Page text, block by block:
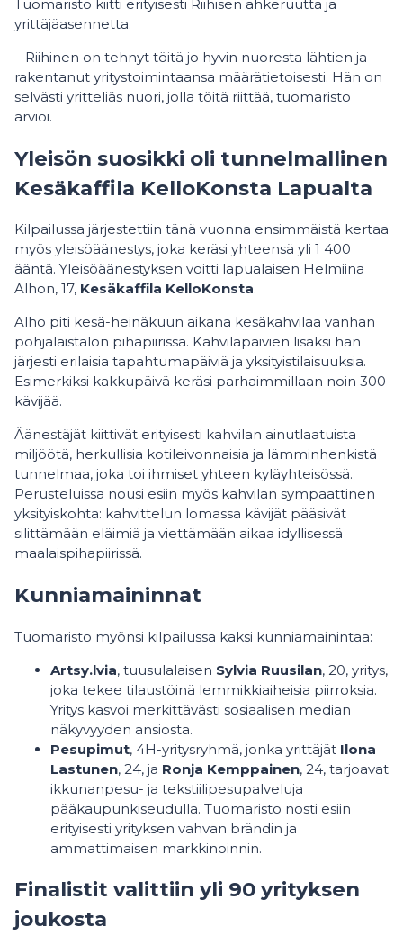
Tuomaristo kiitti erityisesti Riihisen ahkeruutta ja
yrittäjäasennetta.
– Riihinen on tehnyt töitä jo hyvin nuoresta lähtien ja
rakentanut yritystoimintaansa määrätietoisesti. Hän on
selvästi yritteliäs nuori, jolla töitä riittää, tuomaristo
arvioi.
Yleisön suosikki oli tunnelmallinen
Kesäkaffila KelloKonsta Lapualta
Kilpailussa järjestettiin tänä vuonna ensimmäistä kertaa
myös yleisöäänestys, joka keräsi yhteensä yli 1 400
ääntä. Yleisöäänestyksen voitti lapualaisen Helmiina
Alhon, 17, Kesäkaffila KelloKonsta.
Alho piti kesä-heinäkuun aikana kesäkahvilaa vanhan
pohjalaistalon pihapiirissä. Kahvilapäivien lisäksi hän
järjesti erilaisia tapahtumapäiviä ja yksityistilaisuuksia.
Esimerkiksi kakkupäivä keräsi parhaimmillaan noin 300
kävijää.
Äänestäjät kiittivät erityisesti kahvilan ainutlaatuista
miljöötä, herkullisia kotileivonnaisia ja lämminhenkistä
tunnelmaa, joka toi ihmiset yhteen kyläyhteisössä.
Perusteluissa nousi esiin myös kahvilan sympaattinen
yksityiskohta: kahvittelun lomassa kävijät pääsivät
silittämään eläimiä ja viettämään aikaa idyllisessä
maalaispihapiirissä.
Kunniamaininnat
Tuomaristo myönsi kilpailussa kaksi kunniamainintaa:
Artsy.lvia, tuusulalaisen Sylvia Ruusilan, 20, yritys,
joka tekee tilaustöinä lemmikkiaiheisia piirroksia.
Yritys kasvoi merkittävästi sosiaalisen median
näkyvyyden ansiosta.
Pesupimut, 4H-yritysryhmä, jonka yrittäjät Ilona
Lastunen, 24, ja Ronja Kemppainen, 24, tarjoavat
ikkunanpesu- ja tekstiilipesupalveluja
pääkaupunkiseudulla. Tuomaristo nosti esiin
erityisesti yrityksen vahvan brändin ja
ammattimaisen markkinoinnin.
Finalistit valittiin yli 90 yrityksen
joukosta